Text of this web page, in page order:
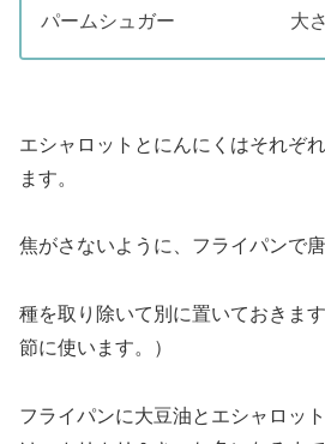
パームシュガー 大さ
エシャロットとにんにくはそれぞ
ます。
焦がさないように、フライパンで
種を取り除いて別に置いておきま
節に使います。）
フライパンに大豆油とエシャロッ